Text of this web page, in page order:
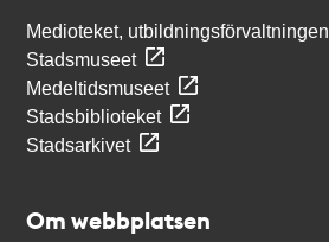
Medioteket, utbildningsförvaltningen
Stadsmuseet
Medeltidsmuseet
Stadsbiblioteket
Stadsarkivet
Om webbplatsen